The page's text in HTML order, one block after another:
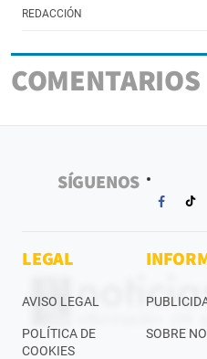
REDACCIÓN
COMENTARIOS
SÍGUENOS
LEGAL
AVISO LEGAL
POLÍTICA DE
COOKIES
SOBRE